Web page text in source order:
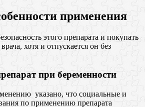
применения
этого препарата и покупать
хотя и отпускается он без
при беременности
указано, что социальные и
по применению препарата